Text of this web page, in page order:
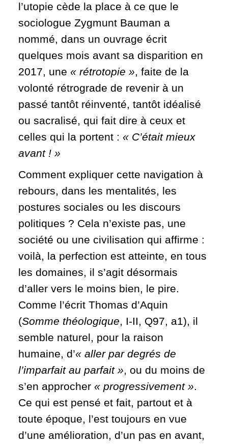
l’utopie cède la place à ce que le
sociologue Zygmunt Bauman a
nommé, dans un ouvrage écrit
quelques mois avant sa disparition en
2017, une « rétrotopie », faite de la
volonté rétrograde de revenir à un
passé tantôt réinventé, tantôt idéalisé
ou sacralisé, qui fait dire à ceux et
celles qui la portent : « C’était mieux
avant ! »
Comment expliquer cette navigation à
rebours, dans les mentalités, les
postures sociales ou les discours
politiques ? Cela n’existe pas, une
société ou une civilisation qui affirme :
voilà, la perfection est atteinte, en tous
les domaines, il s’agit désormais
d’aller vers le moins bien, le pire.
Comme l’écrit Thomas d’Aquin
(Somme théologique, I-II, Q97, a1), il
semble naturel, pour la raison
humaine, d’« allerpar degrés de
l’imparfait au parfait », ou du moins de
s’en approcher « progressivement ».
Ce qui est pensé et fait, partout et à
toute époque, l’est toujours en vue
d’une amélioration, d’un pas en avant,